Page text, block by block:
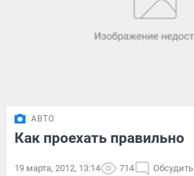
АВТО
Как проехать правильно
19 марта, 2012, 13:14 714 Обсудить